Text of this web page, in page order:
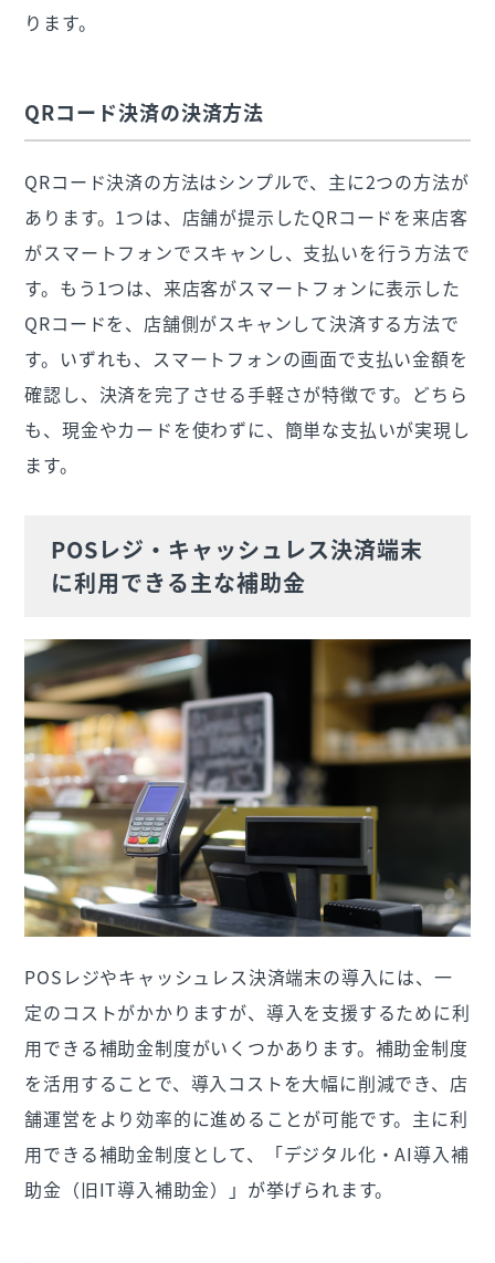
ります。
QRコード決済の決済方法
QRコード決済の方法はシンプルで、主に2つの方法が
あります。1つは、店舗が提示したQRコードを来店客
がスマートフォンでスキャンし、支払いを行う方法で
す。もう1つは、来店客がスマートフォンに表示した
QRコードを、店舗側がスキャンして決済する方法で
す。いずれも、スマートフォンの画面で支払い金額を
確認し、決済を完了させる手軽さが特徴です。どちら
も、現金やカードを使わずに、簡単な支払いが実現し
ます。
POSレジ・キャッシュレス決済端末
に利用できる主な補助金
POSレジやキャッシュレス決済端末の導入には、一
定のコストがかかりますが、導入を支援するために利
用できる補助金制度がいくつかあります。補助金制度
を活用することで、導入コストを大幅に削減でき、店
舗運営をより効率的に進めることが可能です。主に利
用できる補助金制度として、「デジタル化・AI導入補
助金（旧IT導入補助金）」が挙げられます。